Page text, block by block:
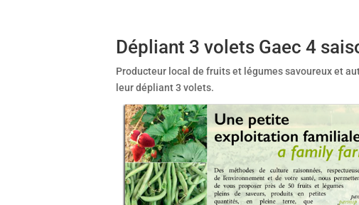
Dépliant 3 volets Gaec 4
Producteur local de fruits et légumes savoureux et
leur dépliant 3 volets.